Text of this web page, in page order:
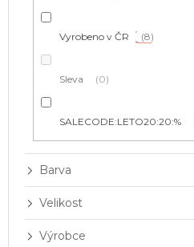
Vyrobeno v ČR 8
Sleva 0
SALECODE:LETO20:20:%
Barva
Velikost
Výrobce